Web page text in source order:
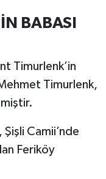
BABASI
Timurlenk’in
Timurlenk,
Camii’nde
Feriköy